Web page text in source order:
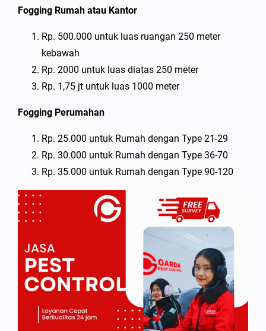
Fogging Rumah atau Kantor
Rp. 500.000 untuk luas ruangan 250 meter
kebawah
Rp. 2000 untuk luas diatas 250 meter
Rp. 1,75 jt untuk luas 1000 meter
Fogging Perumahan
Rp. 25.000 untuk Rumah dengan Type 21-29
Rp. 30.000 untuk Rumah dengan Type 36-70
Rp. 35.000 untuk Rumah dengan Type 90-120